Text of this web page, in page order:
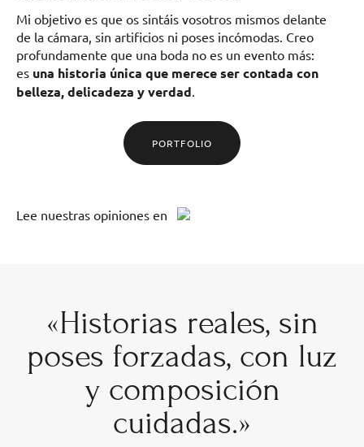
Mi objetivo es que os sintáis vosotros mismos delante
de la cámara, sin artificios ni poses incómodas. Creo
profundamente que una boda no es un evento más:
es una historia única que merece ser contada con
belleza, delicadeza y verdad
PORTFOLIO
Lee nuestras opiniones en
«Historias reales, sin
poses forzadas, con luz
y composición
cuidadas.»